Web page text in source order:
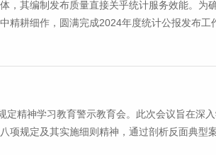
，其编制发布质量直接关乎统计服务效能。为
精耕细作，圆满完成2024年度统计公报发布工
精神学习教育警示教育会。此次会议旨在深
项规定及其实施细则精神，通过剖析反面典型案